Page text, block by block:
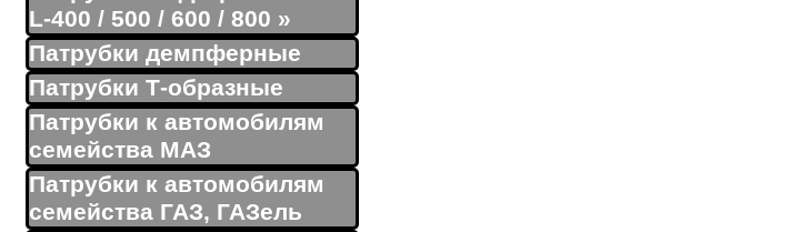
L-400 / 500 / 600 / 800 »
Патрубки демпферные
Патрубки Т-образные
Патрубки к автомобилям
семейства МАЗ
Патрубки к автомобилям
семейства ГАЗ, ГАЗель